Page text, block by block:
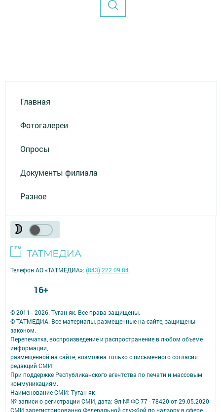
Главная
Фотогалереи
Опросы
Документы филиала
Разное
© 2011 - 2026. Туган як. Все права защищены.
© ТАТМЕДИА. Все материалы, размещенные на сайте, защищены
законом.
Перепечатка, воспроизведение и распространение в любом объеме
информации,
размещенной на сайте, возможна только с письменного согласия
редакций СМИ.
При поддержке Республиканского агентства по печати и массовым
коммуникациям.
Наименование СМИ: Туган як
№ записи о регистрации СМИ, дата: Эл № ФС 77 - 78420 от 29.05.2020
СМИ зарегистрированно Федеральной службой по надзору в сфере
Телефон АО «ТАТМЕДИА»:(843) 222 09 84
16+